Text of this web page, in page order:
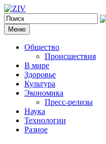
Меню
Общество
Происшествия
В мире
Здоровье
Культура
Экономика
Пресс-релизы
Наука
Технологии
Разное